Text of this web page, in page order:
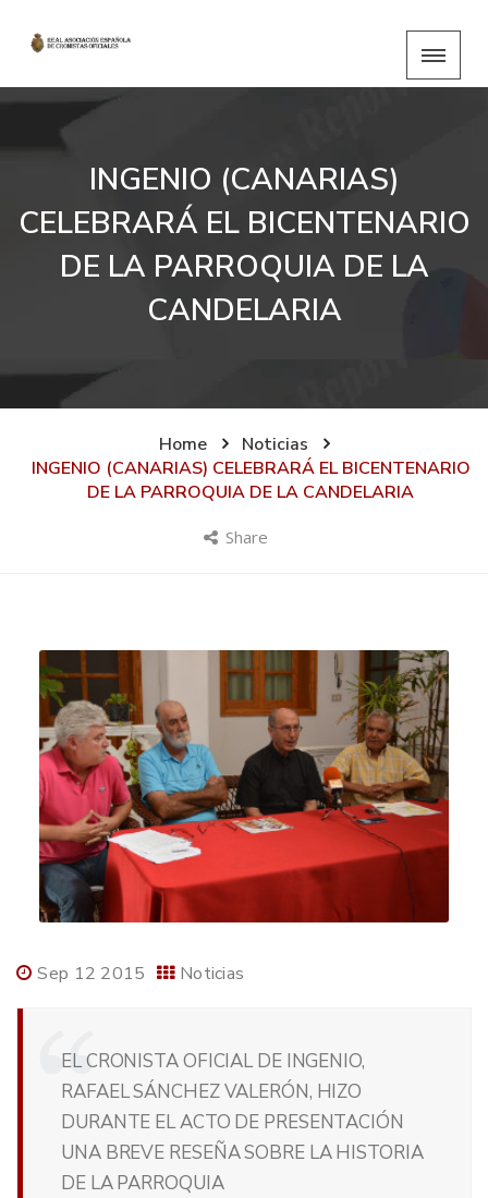
INGENIO (CANARIAS)
CELEBRARÁ EL BICENTENARIO
DE LA PARROQUIA DE LA
CANDELARIA
Home
Noticias
INGENIO (CANARIAS) CELEBRARÁ EL BICENTENARIO
DE LA PARROQUIA DE LA CANDELARIA
Share
Sep 12 2015 Noticias
EL CRONISTA OFICIAL DE INGENIO,
RAFAEL SÁNCHEZ VALERÓN, HIZO
DURANTE EL ACTO DE PRESENTACIÓN
UNA BREVE RESEÑA SOBRE LA HISTORIA
DE LA PARROQUIA